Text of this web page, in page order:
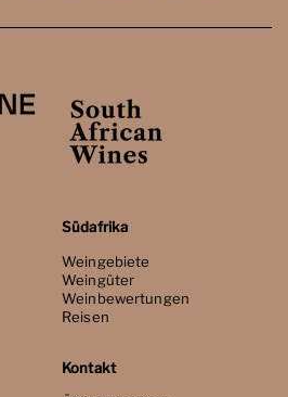
Südafrika
Weingebiete
Weingüter
Weinbewertungen
Reisen
Kontakt